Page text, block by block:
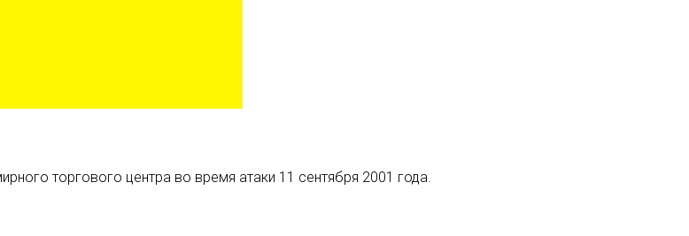
торгового центра во время атаки 11 сентября 2001 года.